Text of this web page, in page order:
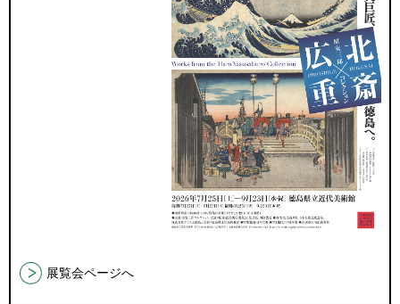
展覧会ページへ